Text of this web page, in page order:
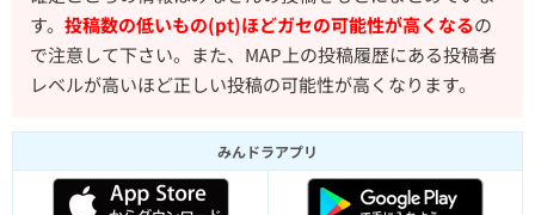
す。 投稿数の低いもの(pt)ほどガセの可能性が高くなるの
で注意して下さい。また、MAP上の投稿履歴にある投稿者
レベルが高いほど正しい投稿の可能性が高くなります。
みんドラアプリ